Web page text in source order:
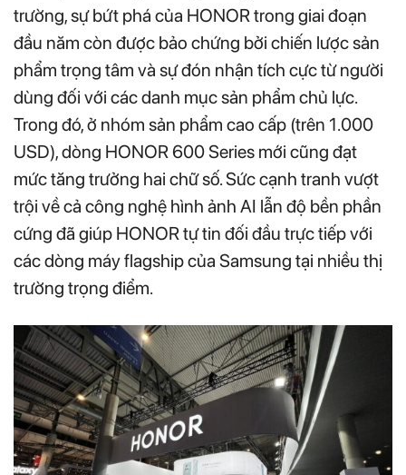
trường, sự bứt phá của HONOR trong giai đoạn
đầu năm còn được bảo chứng bởi chiến lược sản
phẩm trọng tâm và sự đón nhận tích cực từ người
dùng đối với các danh mục sản phẩm chủ lực.
Trong đó, ở nhóm sản phẩm cao cấp (trên 1.000
USD), dòng HONOR 600 Series mới cũng đạt
mức tăng trưởng hai chữ số. Sức cạnh tranh vượt
trội về cả công nghệ hình ảnh AI lẫn độ bền phần
cứng đã giúp HONOR tự tin đối đầu trực tiếp với
các dòng máy flagship của Samsung tại nhiều thị
trường trọng điểm.